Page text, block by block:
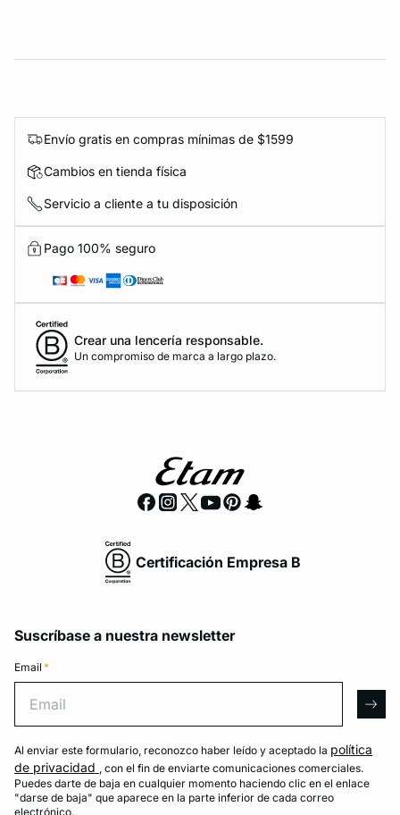
Envío gratis en compras mínimas de $1599
Cambios en tienda física
Servicio a cliente a tu disposición
Pago 100% seguro
Crear una lencería responsable.
Un compromiso de marca a largo plazo.
Certificación Empresa B
Suscríbase a nuestra newsletter
Email *
Al enviar este formulario, reconozco haber leído y aceptado la política
de privacidad , con el fin de enviarte comunicaciones comerciales.
Puedes darte de baja en cualquier momento haciendo clic en el enlace
"darse de baja" que aparece en la parte inferior de cada correo
electrónico.